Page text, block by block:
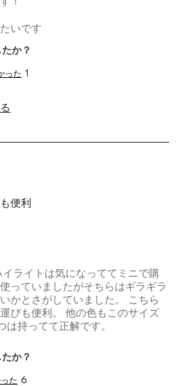
いです
か？
1
便利
ライトは気になっててミニで購
っていましたがそちらはギラギラ
かとさがしていました。 こちら
びも便利。 他の色もこのサイズ
は持ってて正解です。
か？
6